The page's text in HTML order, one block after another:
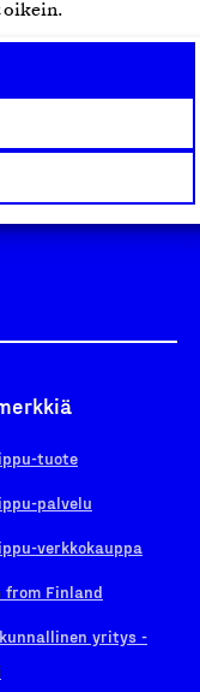
oikein.
tuote
palvelu
verkkokauppa
from Finland
yritys -